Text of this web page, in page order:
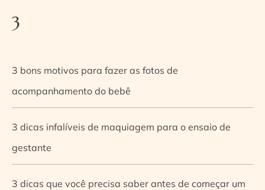
3
3 bons motivos para fazer as fotos de
acompanhamento do bebê
3 dicas infalíveis de maquiagem para o ensaio de
gestante
3 dicas que você precisa saber antes de começar um